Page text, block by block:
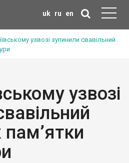
uk ru en
узвозі зупинили свавільний
узвозі